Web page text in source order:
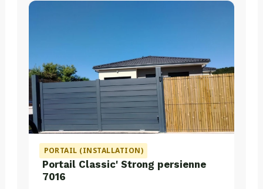
PORTAIL (INSTALLATION)
Portail Classic' Strong persienne
7016